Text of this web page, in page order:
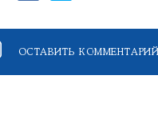
ОСТАВИТЬ КОММЕНТАРИЙ